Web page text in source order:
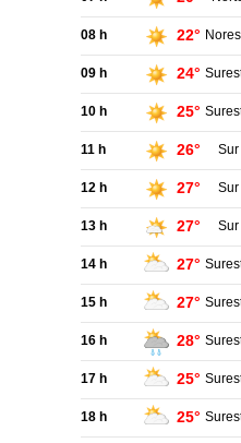
08 h 22°
09 h 24°
10 h 25°
11 h 26° Sur
12 h 27° Sur
13 h 27° Sur
14 h 27°
15 h 27°
16 h 28°
17 h 25°
18 h 25°